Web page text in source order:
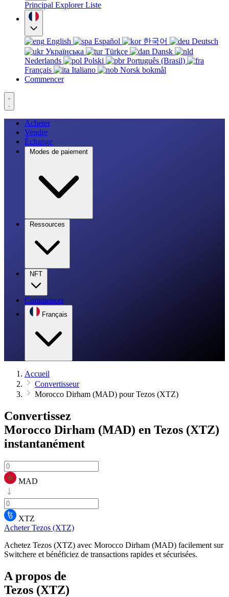
Principal ExplorerListe
English Español 한국어
Deutsch
Українська
Türkçe
Dansk
Nederlands
Polski
Português (Brasil)
Français
Italiano
Norsk bokmål
Commencer
Acheter
Vendre
Échange
Modes de paiement
Ressources
NFT
Commencer
Français
Accueil
Convertisseur
Morocco Dirham (MAD) pour Tezos (XTZ)
Convertissez
Morocco Dirham (MAD) en Tezos (XTZ)
instantanément
MAD
XTZ
Acheter Tezos (XTZ)
Achetez Tezos (XTZ) avec Morocco Dirham (MAD) facilement sur
Switchere et bénéficiez de transactions rapides et sécurisées.
A propos de
Tezos (XTZ)